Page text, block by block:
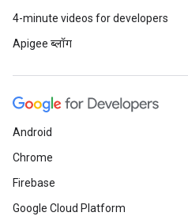
4-minute videos for developers
Apigee ब्लॉग
Android
Chrome
Firebase
Google Cloud Platform